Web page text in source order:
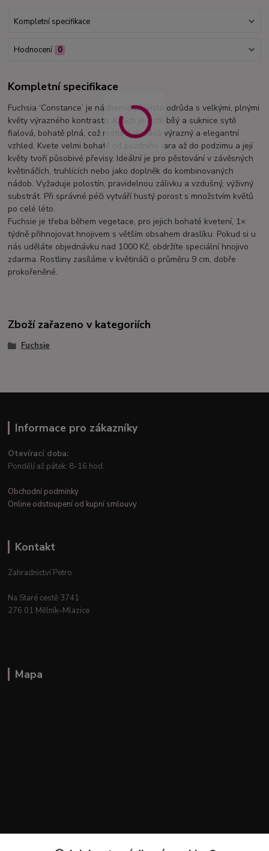
Kompletní specifikace
Hodnocení 0
Kompletní specifikace
Fuchsia ‘Constance’ je nádherná převislá odrůda s velkými, plnými
květy výrazného kontrastu. Kalich je čistě bílý a suknice sytě
fialová, bohatě plná, což rostlině dodává výrazný a elegantní
vzhled. Kvete velmi bohatě od pozdního jara až do podzimu a její
květy tvoří působivé převisy. Ideální je pro pěstování v závěsných
květináčích, truhlících nebo jako doplněk do kombinovaných
nádob. Vyžaduje polostín, pravidelnou zálivku a vzdušný, výživný
substrát. Při správné péči vytváří hustý porost s množstvím květů
po celé léto.
Fuchsie je třeba během vegetace, pro jejich bohaté kvetení, 1×
týdně přihnojovat hnojivem s větším obsahem draslíku. Pokud si u
nás uděláte objednávku nad 1000 Kč, obdržíte speciální hnojivo
zdarma. Rostliny zasíláme v květináči o průměru 9 cm, dobře
prokořeněné.
Zboží zařazeno v kategoriích
Fuchsie
Informace pro zákazníky
Otevírací doba:
Pondělí až pátek: 8-16 hod.
Obchodní podmínky
Online odstoupení od kupní smlouvy
Kontakt
Zahradnictví Petro
Na Staré cestě 3741
276 01 Mělník–Mlazice
Mapa